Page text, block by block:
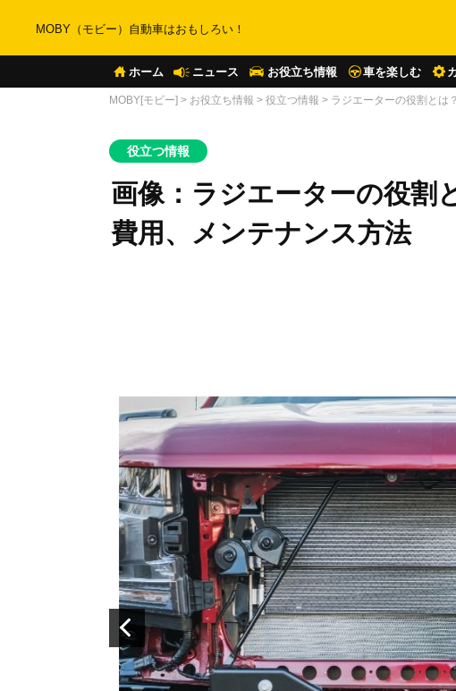
MOBY（モビー）自動車はおもしろい！
ホーム ニュース お役立ち情報 車を楽しむ
MOBY[モビー] > お役立ち情報 > 役立つ情報 > ラジエーターの役割とは
役立つ情報
画像：ラジエーターの役割
費用、メンテナンス方法